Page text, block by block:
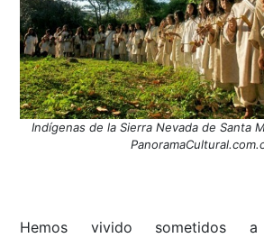
Indígenas de la Sierra Nevada de Santa
Hemos vivido sometidos